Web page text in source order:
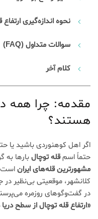
نحوه اندازه‌گیری ارتفاع
سوالات متداول (FAQ)
کلام آخر
مقدمه: چرا همه
هستند؟
اگر اهل کوهنوردی باشید یا
حتماً اسمقله توچالبارها به
مشهورترین قله‌های ایران
کلانشهر، موقعیتی بی‌نظیر
در گفت‌وگوهای روزمره
«ارتفاع قله توچال از سطح
کارابین
مناسب
برای
سنگنوردی
انتخاب
کنیم؟
(راهنمای
خرید
کامل)